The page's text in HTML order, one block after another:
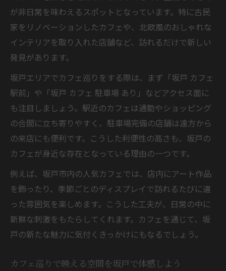
が非日常を味わえるスポットとなっています。特に古民
家をリノベーションしたカフェや、北欧風のおしゃれな
インテリアを取り入れた店舗など、訪れるだけで新しい
発見があります。
坂戸エリアでカフェ巡りをする際は、まず「坂戸 カフェ
駅前」や「坂戸 カフェ 駐車場 あり」などアクセス面に
も注目しましょう。駅近のカフェは通勤やショッピング
の合間に立ち寄りやすく、駐車場完備の店舗は遠方から
の来店にも便利です。こうした利便性の高さも、坂戸の
カフェが身近な存在となっている理由の一つです。
例えば、坂戸市内の人気カフェでは、店内にアート作品
を飾ったり、季節ごとのディスプレイで訪れるたびに違
った雰囲気を楽しめます。こうした工夫が、日常の中に
新鮮な刺激をもたらしてくれます。カフェを通じて、坂
戸の新たな魅力に気付くきっかけにもなるでしょう。
カフェ巡りで映える空間を坂戸で体感しよう